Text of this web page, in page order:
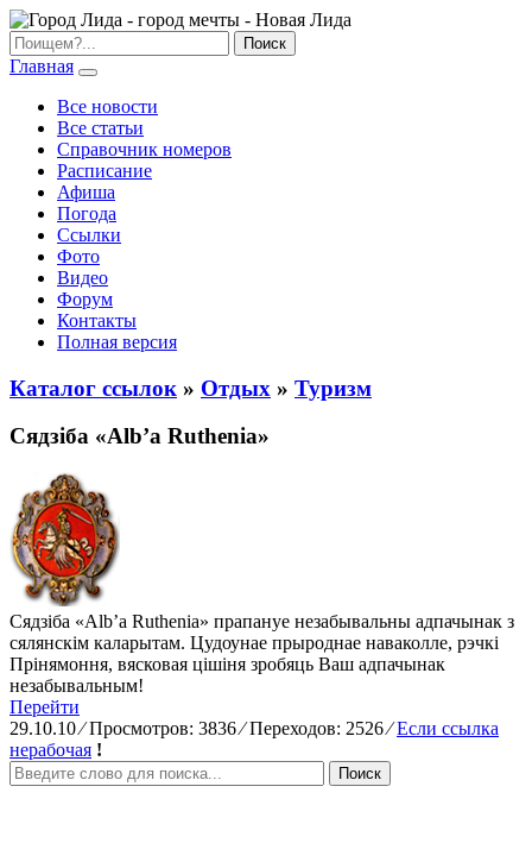
Главная
Все новости
Все статьи
Справочник номеров
Расписание
Афиша
Погода
Ссылки
Фото
Видео
Форум
Контакты
Полная версия
Каталог ссылок » Отдых » Туризм
Сядзіба «Alb’a Ruthenia»
Сядзіба «Alb’a Ruthenia» прапануе незабывальны адпачынак з
сялянскім каларытам. Цудоунае прыроднае наваколле, рэчкі
Прінямоння, вясковая цішіня зробяць Ваш адпачынак
незабывальным!
Перейти
29.10.10⁄Просмотров: 3836⁄Переходов: 2526⁄ Если ссылка
нерабочая !
Поиск